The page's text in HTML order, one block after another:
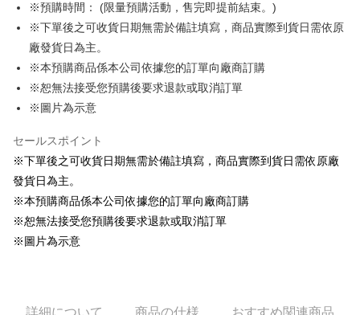
Easy Wallet
Google Pay
ATM払い
代金引換
配送方法
全家取貨付款
配送毎にNT$65、NT$1,300以上で送料無料
付款後全家取貨
配送毎にNT$65、NT$1,300以上で送料無料
※預購時間： (限量預購活動，售完即提前結束。)
※下單後之可收貨日期無需於備註填寫，商品實際到貨日需依原
廠發貨日為主。
※本預購商品係本公司依據您的訂單向廠商訂購
※恕無法接受您預購後要求退款或取消訂單
※圖片為示意
セールスポイント
※下單後之可收貨日期無需於備註填寫，商品實際到貨日需依原廠
發貨日為主。
※本預購商品係本公司依據您的訂單向廠商訂購
※恕無法接受您預購後要求退款或取消訂單
※圖片為示意
詳細について 商品の仕様 おすすめ関連商品